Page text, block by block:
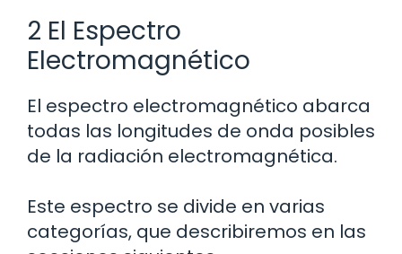
2 El Espectro
Electromagnético
El espectro electromagnético abarca
todas las longitudes de onda posibles
de la radiación electromagnética.
Este espectro se divide en varias
categorías, que describiremos en las